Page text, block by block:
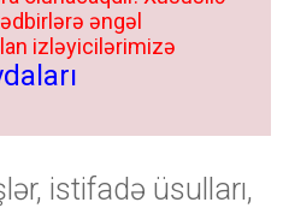
əngəl
izləyicilərimizə
istifadə üsulları,